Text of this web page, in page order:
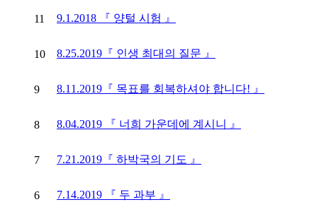
11 9.1.2018 『 양털 시험 』
10 8.25.2019『 인생 최대의 질문 』
9 8.11.2019『 목표를 회복하셔야 합니다! 』
8 8.04.2019 『 너희 가운데에 계시니 』
7 7.21.2019『 하박국의 기도 』
6 7.14.2019 『 두 과부 』